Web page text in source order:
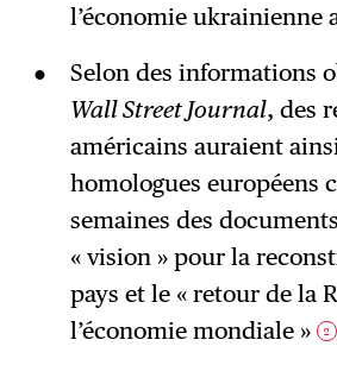
l’économie ukrainienne
Selon des informations
Wall Street Journal, des
américains auraient
homologues européens
semaines des
« vision » pour la
pays et le « retour de la
l’économie mondiale »
2